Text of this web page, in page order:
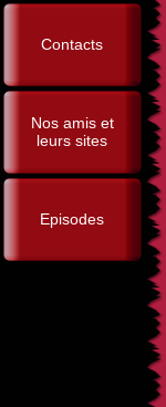
Contacts
Nos amis et
leurs sites
Episodes